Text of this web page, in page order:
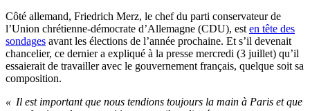
Côté allemand, Friedrich Merz, le chef du parti conservateur de
l’Union chrétienne-démocrate d’Allemagne (CDU), est en tête des
sondages avant les élections de l’année prochaine. Et s’il devenait
chancelier, ce dernier a expliqué à la presse mercredi (3 juillet) qu’il
essaierait de travailler avec le gouvernement français, quelque soit sa
composition.
« Il est important que nous tendions toujours la main à Paris et que